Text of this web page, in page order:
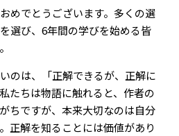
めでとうございます。多くの選
選び、6年間の学びを始める皆
のは、「正解できるが、正解に
たちは物語に触れると、作者の
ちですが、本来大切なのは自分
正解を知ることには価値があり